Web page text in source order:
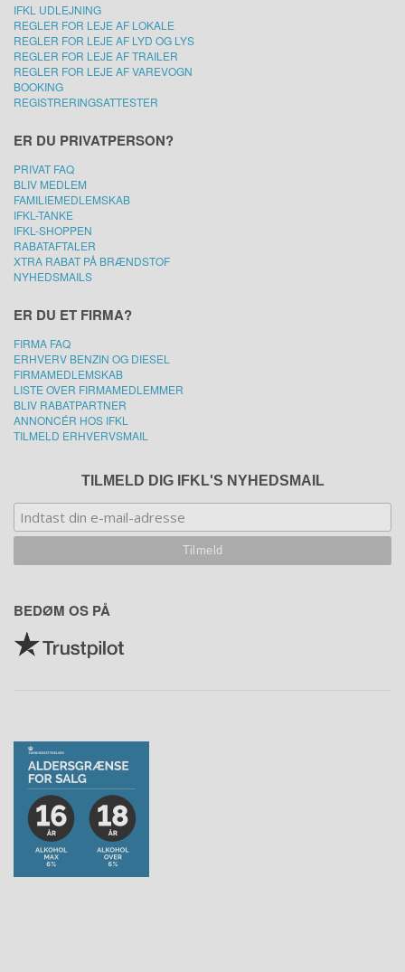
IFKL UDLEJNING
REGLER FOR LEJE AF LOKALE
REGLER FOR LEJE AF LYD OG LYS
REGLER FOR LEJE AF TRAILER
REGLER FOR LEJE AF VAREVOGN
BOOKING
REGISTRERINGSATTESTER
ER DU PRIVATPERSON?
PRIVAT FAQ
BLIV MEDLEM
FAMILIEMEDLEMSKAB
IFKL-TANKE
IFKL-SHOPPEN
RABATAFTALER
XTRA RABAT PÅ BRÆNDSTOF
NYHEDSMAILS
ER DU ET FIRMA?
FIRMA FAQ
ERHVERV BENZIN OG DIESEL
FIRMAMEDLEMSKAB
LISTE OVER FIRMAMEDLEMMER
BLIV RABATPARTNER
ANNONCÉR HOS IFKL
TILMELD ERHVERVSMAIL
TILMELD DIG IFKL'S NYHEDSMAIL
BEDØM OS PÅ